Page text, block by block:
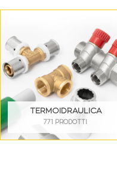
TERMOIDRAULICA
771 PRODOTTI